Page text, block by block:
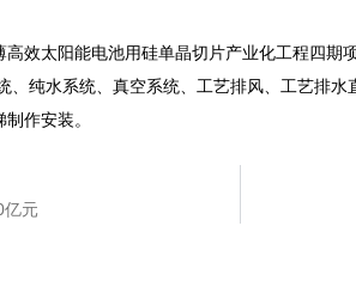
效太阳能电池用硅单晶切片产业化工程四期
、纯水系统、真空系统、工艺排风、工艺排
作安装。
亿元